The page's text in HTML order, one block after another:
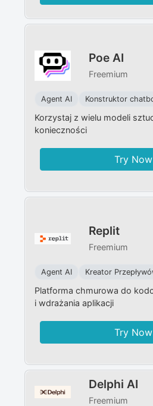
Poe AI
Freemium
Agent AI Konstruktor
Korzystaj z wielu modeli
konieczności
Try Now
Replit
Freemium
Agent AI Kreator
Platforma chmurowa do
i wdrażania aplikacji
Try Now
Delphi AI
Freemium